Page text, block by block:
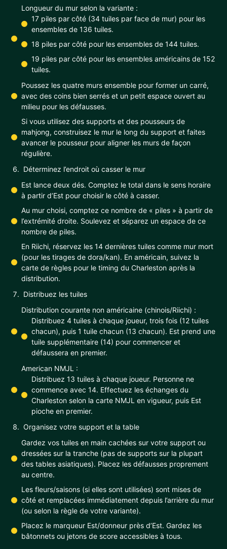
Longueur du mur selon la variante :
17 piles par côté (34 tuiles par face de mur) pour les
ensembles de 136 tuiles.
18 piles par côté pour les ensembles de 144 tuiles.
19 piles par côté pour les ensembles américains de 152
tuiles.
Poussez les quatre murs ensemble pour former un carré,
avec des coins bien serrés et un petit espace ouvert au
milieu pour les défausses.
Si vous utilisez des supports et des pousseurs de
mahjong, construisez le mur le long du support et faites
avancer le pousseur pour aligner les murs de façon
régulière.
Déterminez l’endroit où casser le mur
Est lance deux dés. Comptez le total dans le sens horaire
à partir d’Est pour choisir le côté à casser.
Au mur choisi, comptez ce nombre de « piles » à partir de
l’extrémité droite. Soulevez et séparez un espace de ce
nombre de piles.
En Riichi, réservez les 14 dernières tuiles comme mur mort
(pour les tirages de dora/kan). En américain, suivez la
carte de règles pour le timing du Charleston après la
distribution.
Distribuez les tuiles
Distribution courante non américaine (chinois/Riichi) :
Distribuez 4 tuiles à chaque joueur, trois fois (12 tuiles
chacun), puis 1 tuile chacun (13 chacun). Est prend une
tuile supplémentaire (14) pour commencer et
défaussera en premier.
American NMJL :
Distribuez 13 tuiles à chaque joueur. Personne ne
commence avec 14. Effectuez les échanges du
Charleston selon la carte NMJL en vigueur, puis Est
pioche en premier.
Organisez votre support et la table
Gardez vos tuiles en main cachées sur votre support ou
dressées sur la tranche (pas de supports sur la plupart
des tables asiatiques). Placez les défausses proprement
au centre.
Les fleurs/saisons (si elles sont utilisées) sont mises de
côté et remplacées immédiatement depuis l’arrière du mur
(ou selon la règle de votre variante).
Placez le marqueur Est/donneur près d’Est. Gardez les
bâtonnets ou jetons de score accessibles à tous.